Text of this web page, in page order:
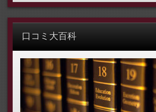
口コミ大百科